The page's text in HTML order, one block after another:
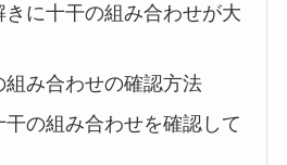
に十干の組み合わせが大
み合わせの確認方法
干の組み合わせを確認して